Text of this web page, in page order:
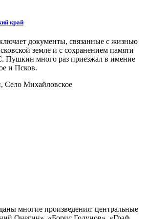
край
документы, связанные с жизнью
земле и с сохранением памяти
Пушкин много раз приезжал в имение
и Псков.
многие произведения: центральные